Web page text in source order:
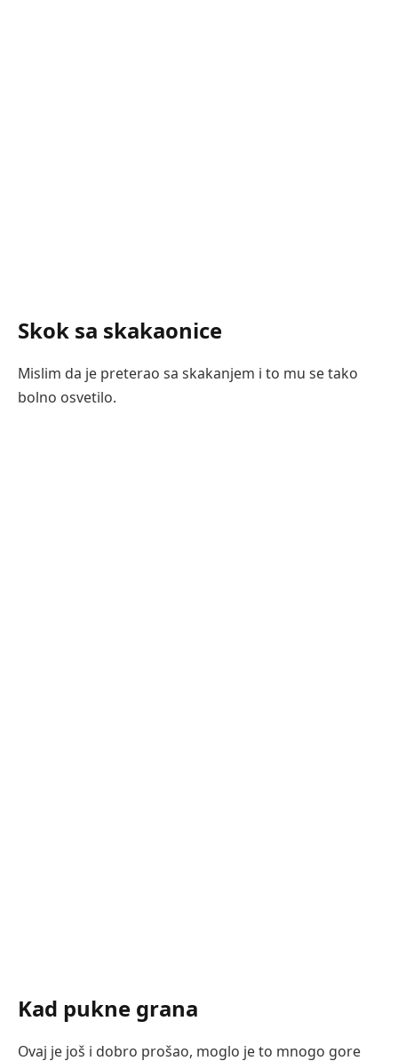
Skok sa skakaonice
Mislim da je preterao sa skakanjem i to mu se tako
bolno osvetilo.
Kad pukne grana
Ovaj je još i dobro prošao, moglo je to mnogo gore